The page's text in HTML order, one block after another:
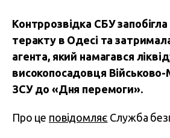
Контррозвідка СБУ
теракту в Одесі та
агента, який намагався
високопосадовця
ЗСУ до «Дня перемоги».
Про це повідомляє Служба